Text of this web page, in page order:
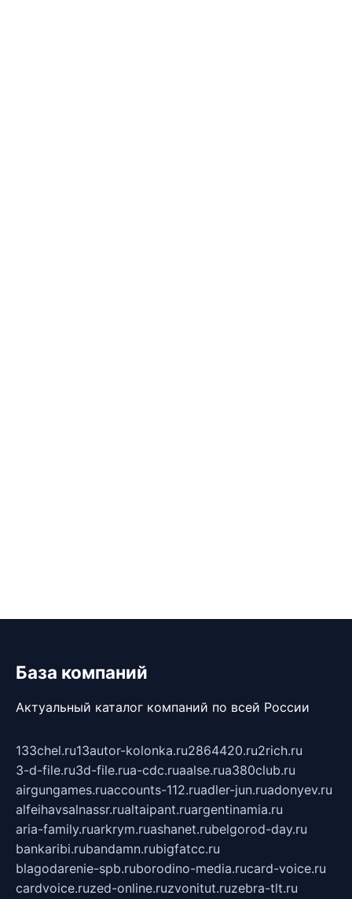
База компаний
Актуальный каталог компаний по всей России
133chel.ru13autor-kolonka.ru2864420.ru2rich.ru
3-d-file.ru3d-file.rua-cdc.ruaalse.rua380club.ru
airgungames.ruaccounts-112.ruadler-jun.ruadonyev.ru
alfeihavsalnassr.rualtaipant.ruargentinamia.ru
aria-family.ruarkrym.ruashanet.rubelgorod-day.ru
bankaribi.rubandamn.rubigfatcc.ru
blagodarenie-spb.ruborodino-media.rucard-voice.ru
cardvoice.ruzed-online.ruzvonitut.ruzebra-tlt.ru